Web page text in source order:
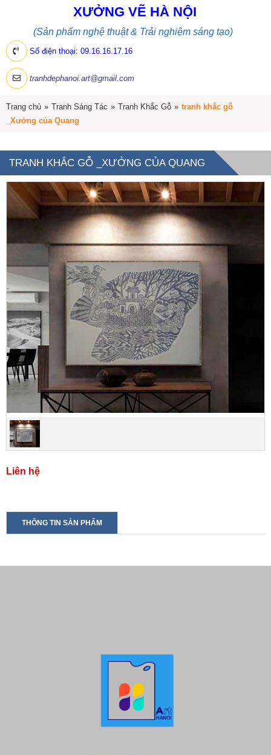
XƯỞNG VẼ HÀ NỘI
(Sản phẩm nghệ thuật & Trải nghiệm sáng tạo)
Số điện thoại: 09.16.16.17.16
tranhdephanoi.art@gmail.com
Trang chủ » Tranh Sáng Tác » Tranh Khắc Gỗ » tranh khắc gỗ
_Xưởng của Quang
TRANH KHẮC GỖ _XƯỞNG CỦA QUANG
Liên hệ
THÔNG TIN SẢN PHẨM